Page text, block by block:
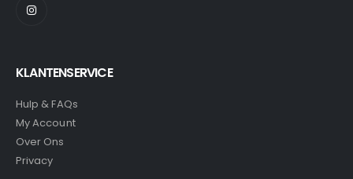
KLANTENSERVICE
Hulp & FAQs
My Account
Over Ons
Privacy